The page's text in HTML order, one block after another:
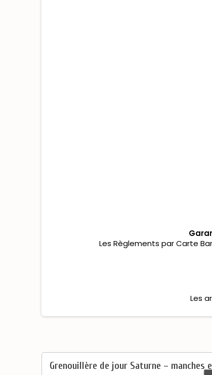
Les Règlements par Carte
Les
Grenouillère de jour Saturne – manches